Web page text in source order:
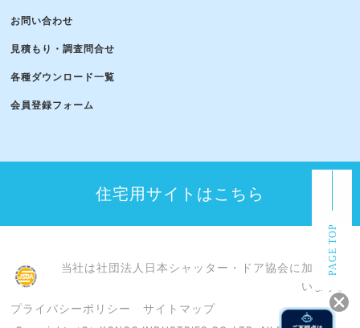
PAGE TOP
お問い合わせ
見積もり・調査問合せ
各種ダウンロード一覧
会員登録フォーム
住宅用サイトはこちら
当社は社団法人日本シャッター・ドア協会に加盟して
います。
プライバシーポリシー
サイトマップ